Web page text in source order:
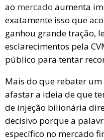
ao mercado aumenta
exatamente isso que
ganhou grande tração,
esclarecimentos pela
público para tentar
Mais do que rebater um
afastar a ideia de que
de injeção bilionária
decisivo porque a
específico no mercado